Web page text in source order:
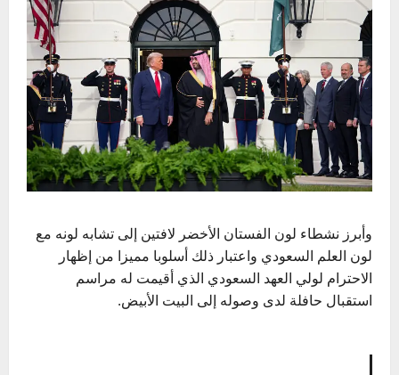
وأبرز نشطاء لون الفستان الأخضر لافتين إلى تشابه لونه مع
لون العلم السعودي واعتبار ذلك أسلوبا مميزا من إظهار
الاحترام لولي العهد السعودي الذي أقيمت له مراسم
استقبال حافلة لدى وصوله إلى البيت الأبيض.